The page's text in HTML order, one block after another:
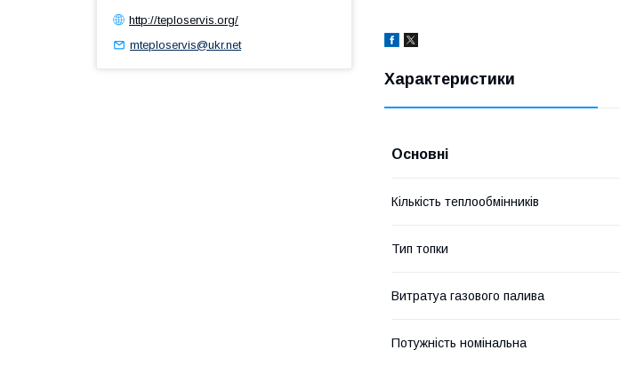
Характеристики
Основні
Кількість теплообмінників
Тип топки
Витратуа газового палива
Потужність номінальна
http://teploservis.org/
mteploservis@ukr.net